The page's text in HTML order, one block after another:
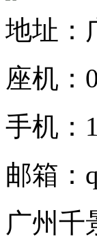
地址：
座机：
手机：
邮箱：
广州千